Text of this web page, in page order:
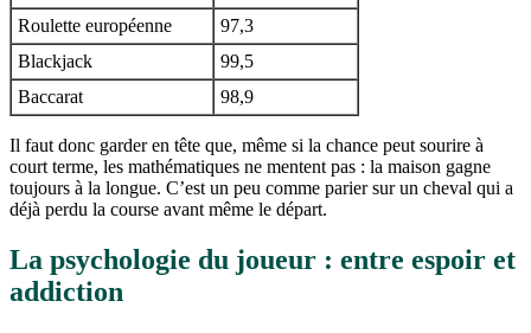
Roulette européenne
97,3
Blackjack
99,5
Baccarat
98,9
Il faut donc garder en tête que, même si la chance peut sourire à
court terme, les mathématiques ne mentent pas : la maison gagne
toujours à la longue. C’est un peu comme parier sur un cheval qui a
déjà perdu la course avant même le départ.
La psychologie du joueur : entre espoir et
addiction